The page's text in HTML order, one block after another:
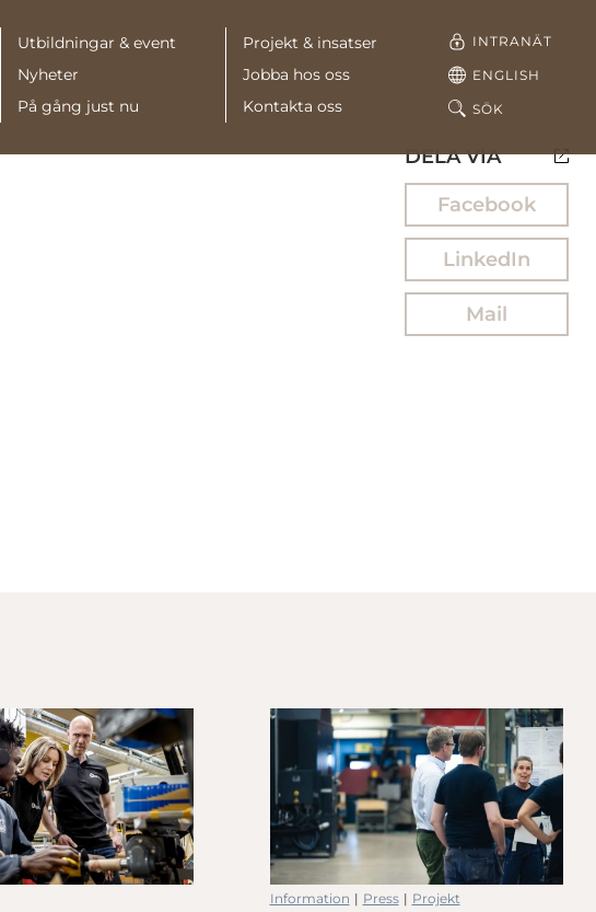
Utbildningar & event
Nyheter
På gång just nu
Projekt & insatser
Jobba hos oss
Kontakta oss
INTRANÄT
ENGLISH
SÖK
DELA VIA
Facebook
LinkedIn
Mail
Information | Press| Projekt